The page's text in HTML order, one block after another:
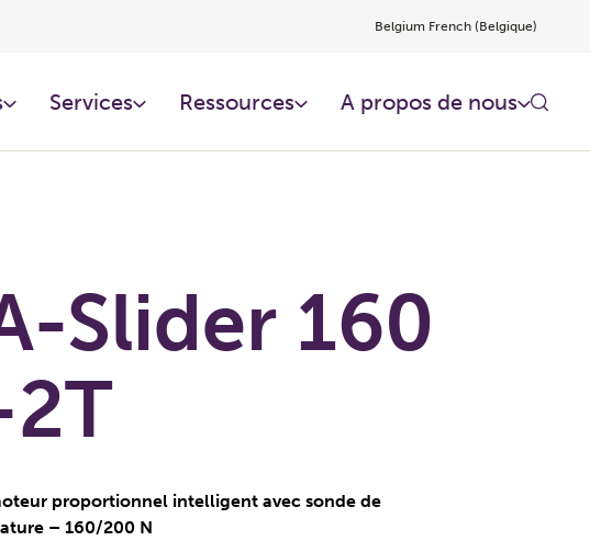
Belgium French (Belgique)
Services​ Ressources​ A propos de nous
Slider 160
proportionnel intelligent avec sonde de
– 160/200 N